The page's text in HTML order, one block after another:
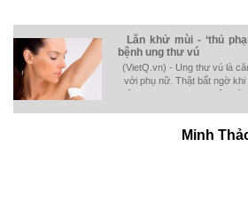
Lăn khử mùi - ‘thủ
bệnh ung thư vú
(VietQ.vn) - Ung thư vú là
với phụ nữ. Thật bất ngờ
thông tin xung quanh việc sử
Minh